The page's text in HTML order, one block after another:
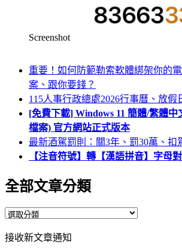
Screenshot
重要！如何防範勒索軟體綁架你的
案、跟你要錢？
115人事行政總處2026行事曆、放假
[免費下載] Windows 11 簡體/繁體中
檔案) 官方網站正式版本
最新酒駕罰則：關3年、罰30萬、扣
【注音符號】轉【漢語拼音】字母
全部文章分類
全
文
接收新文章通知